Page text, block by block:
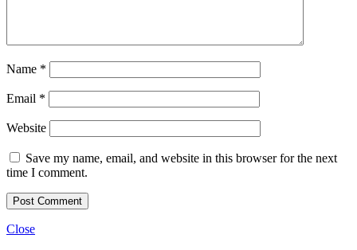
Name *
Email *
Website
Save my name, email, and website in this browser for the next
time I comment.
Close